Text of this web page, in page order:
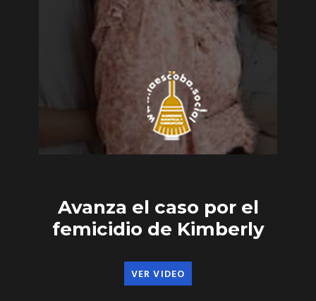
Avanza el caso por el
femicidio de Kimberly
VER VIDEO